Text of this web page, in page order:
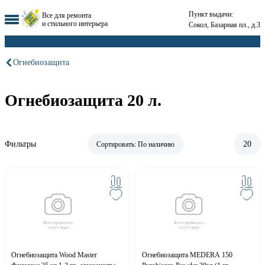
Все для ремонта
и стильного интерьера
Пункт выдачи:
Сокол, Базарная пл., д.3
Огнебиозащита
Огнебиозащита 20 л.
Фильтры Сортировать: По наличию 20
Огнебиозащита Wood Master
Огнебиозащита MEDERA 150